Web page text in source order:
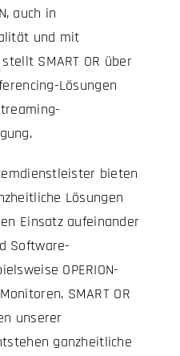
auch in
und mit
SMART OR über
Lösungen
bieten
Lösungen
Einsatz aufeinander
Software-
OPERION-
SMART OR
unserer
ganzheitliche